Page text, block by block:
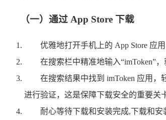
（一）通过 App Store 下载
优雅地打开手机上的 App Store 应
在搜索栏中精准地输入“imToken”
在搜索结果中找到 imToken 应用
进行验证，这是保障下载安全的重要关
耐心等待下载和安装完成,下载和